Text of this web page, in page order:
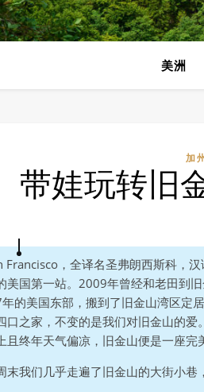
美洲
加
带娃玩转旧
Francisco，全译名圣弗朗西斯科，
美国第一站。2009年曾经和老田到
的美国东部，搬到了旧金山湾区定
口之家，不变的是我们对旧金山的
且终年天气偏凉，旧金山便是一座完
末我们几乎走遍了旧金山的大街小巷